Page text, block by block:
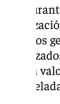
Así,
residuos
se han
74